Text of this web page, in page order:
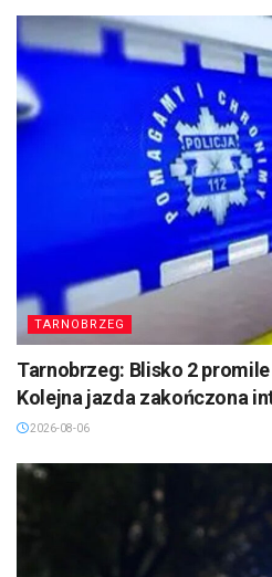
TARNOBRZEG
Tarnobrzeg: Blisko 2
Kolejna jazda zakończona
2026-08-06